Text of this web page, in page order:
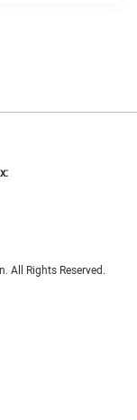
All Rights Reserved.